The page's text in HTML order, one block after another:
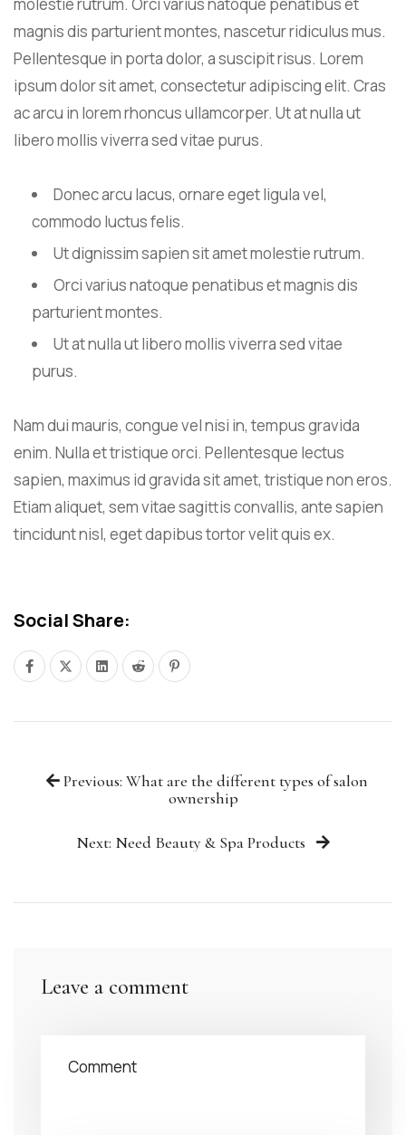
molestie rutrum. Orci varius natoque penatibus et
magnis dis parturient montes, nascetur ridiculus mus.
Pellentesque in porta dolor, a suscipit risus. Lorem
ipsum dolor sit amet, consectetur adipiscing elit. Cras
ac arcu in lorem rhoncus ullamcorper. Ut at nulla ut
libero mollis viverra sed vitae purus.
Donec arcu lacus, ornare eget ligula vel,
commodo luctus felis.
Ut dignissim sapien sit amet molestie rutrum.
Orci varius natoque penatibus et magnis dis
parturient montes.
Ut at nulla ut libero mollis viverra sed vitae
purus.
Nam dui mauris, congue vel nisi in, tempus gravida
enim. Nulla et tristique orci. Pellentesque lectus
sapien, maximus id gravida sit amet, tristique non eros.
Etiam aliquet, sem vitae sagittis convallis, ante sapien
tincidunt nisl, eget dapibus tortor velit quis ex.
Social Share:
Previous: What are the different types of salon
ownership
Next: Need Beauty & Spa Products
Leave a comment